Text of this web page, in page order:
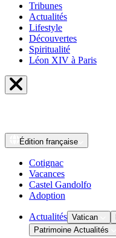
Tribunes
Actualités
Lifestyle
Découvertes
Spiritualité
Léon XIV à Paris
Édition française
Cotignac
Vacances
Castel Gandolfo
Adoption
Actualités Vatican
Patrimoine Actualités